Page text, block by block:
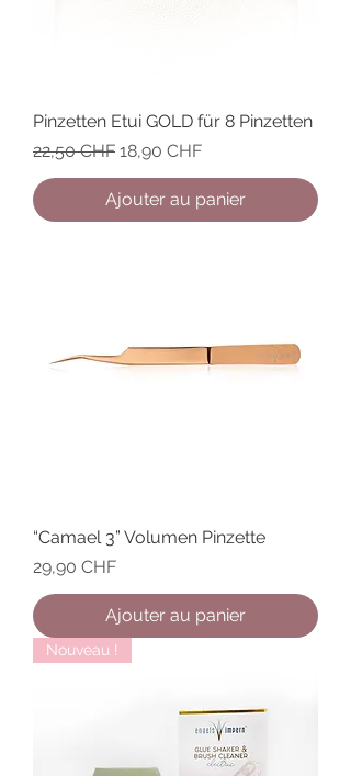
Pinzetten Etui GOLD für 8 Pinzetten
Prix original
22,50 CHF Prix promotionnel
18,90 CHF
Ajouter au panier
“Camael 3” Volumen Pinzette
Prix
29,90 CHF
Ajouter au panier
Nouveau !